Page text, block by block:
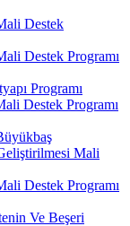
Destek
Destek Programı
Programı
Destek Programı
Mali
Destek Programı
Ve Beşeri